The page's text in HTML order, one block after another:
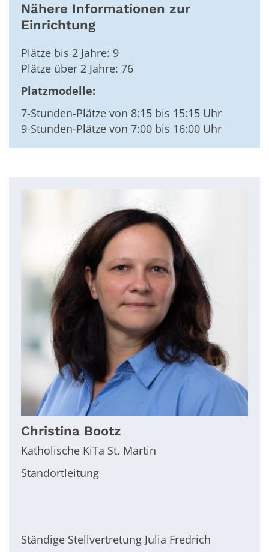
Nähere Informationen zur
Einrichtung
Plätze bis 2 Jahre: 9
Plätze über 2 Jahre: 76
Platzmodelle:
7-Stunden-Plätze von 8:15 bis 15:15 Uhr
9-Stunden-Plätze von 7:00 bis 16:00 Uhr
Christina Bootz
Katholische KiTa St. Martin
Standortleitung
Ständige Stellvertretung Julia Fredrich